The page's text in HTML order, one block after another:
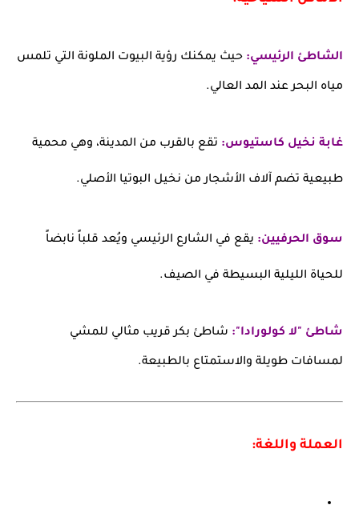
الشاطئ الرئيسي: حيث يمكنك رؤية البيوت الملونة التي تلمس
مياه البحر عند المد العالي.
غابة نخيل كاستيوس: تقع بالقرب من المدينة، وهي محمية
طبيعية تضم آلاف الأشجار من نخيل البوتيا الأصلي.
سوق الحرفيين: يقع في الشارع الرئيسي ويُعد قلباً نابضاً
للحياة الليلية البسيطة في الصيف.
شاطئ "لا كولورادا": شاطئ بكر قريب مثالي للمشي
لمسافات طويلة والاستمتاع بالطبيعة.
العملة واللغة: